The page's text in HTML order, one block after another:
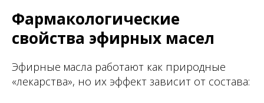
Фармакологические
свойства эфирных масел
Эфирные масла работают как природные
«лекарства», но их эффект зависит от состава: